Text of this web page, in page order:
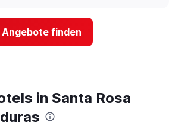
Angebote finden
in Santa Rosa